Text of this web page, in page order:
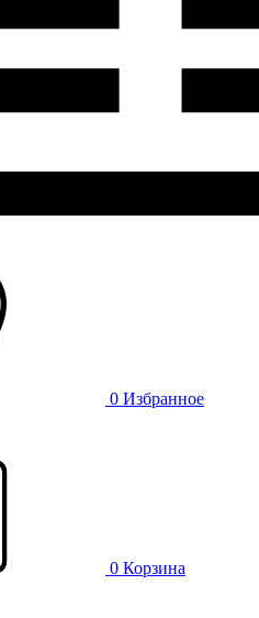
0 Избранное
0 Корзина